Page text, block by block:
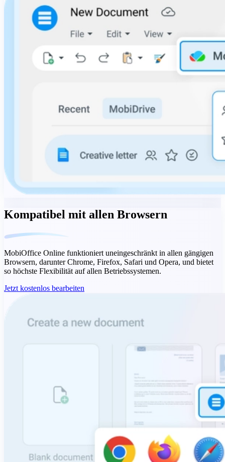
Kompatibel mit allen Browsern
MobiOffice Online funktioniert uneingeschränkt in allen gängigen
Browsern, darunter Chrome, Firefox, Safari und Opera, und bietet
so höchste Flexibilität auf allen Betriebssystemen.
Jetzt kostenlos bearbeiten